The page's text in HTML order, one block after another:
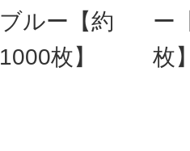
ブルー【約
1000枚】
ー
枚